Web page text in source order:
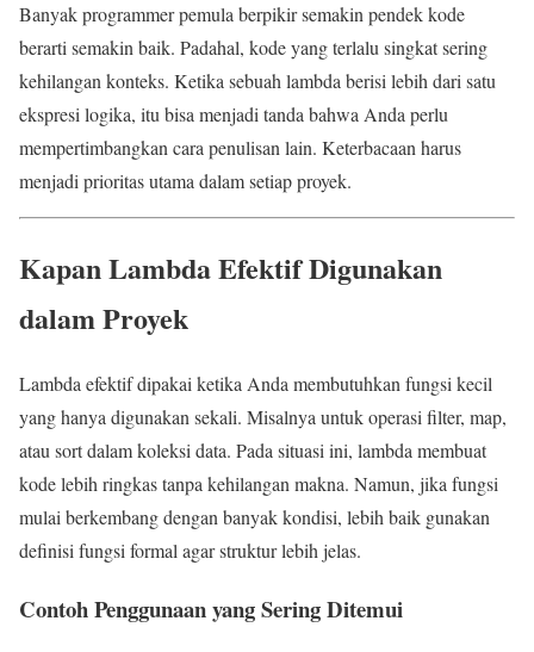
Banyak programmer pemula berpikir semakin pendek kode
berarti semakin baik. Padahal, kode yang terlalu singkat sering
kehilangan konteks. Ketika sebuah lambda berisi lebih dari satu
ekspresi logika, itu bisa menjadi tanda bahwa Anda perlu
mempertimbangkan cara penulisan lain. Keterbacaan harus
menjadi prioritas utama dalam setiap proyek.
Kapan Lambda Efektif Digunakan
dalam Proyek
Lambda efektif dipakai ketika Anda membutuhkan fungsi kecil
yang hanya digunakan sekali. Misalnya untuk operasi filter, map,
atau sort dalam koleksi data. Pada situasi ini, lambda membuat
kode lebih ringkas tanpa kehilangan makna. Namun, jika fungsi
mulai berkembang dengan banyak kondisi, lebih baik gunakan
definisi fungsi formal agar struktur lebih jelas.
Contoh Penggunaan yang Sering Ditemui